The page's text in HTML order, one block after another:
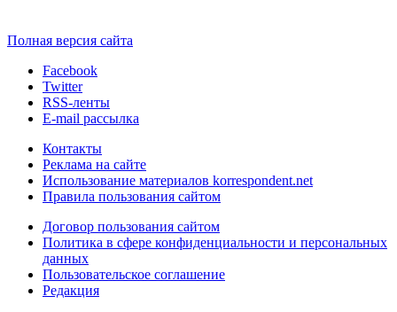
Полная версия сайта
Facebook
Twitter
RSS-ленты
E-mail рассылка
Контакты
Реклама на сайте
Использование материалов korrespondent.net
Правила пользования сайтом
Договор пользования сайтом
Политика в сфере конфиденциальности и персональных
данных
Пользовательское соглашение
Редакция